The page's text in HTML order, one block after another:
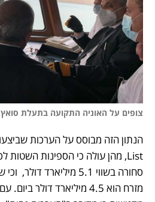
צופים על האוניה התקועה בתעלת סואץ